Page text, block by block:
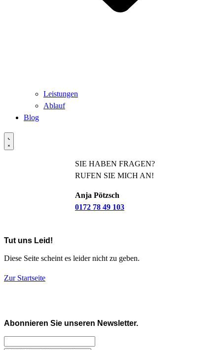
Leistungen
Ablauf
Blog
SIE HABEN FRAGEN?
RUFEN SIE MICH AN!
Anja Pötzsch
0172 78 49 103
Tut uns Leid!
Diese Seite scheint es leider nicht zu geben.
Zur Startseite
Abonnieren Sie unseren Newsletter.